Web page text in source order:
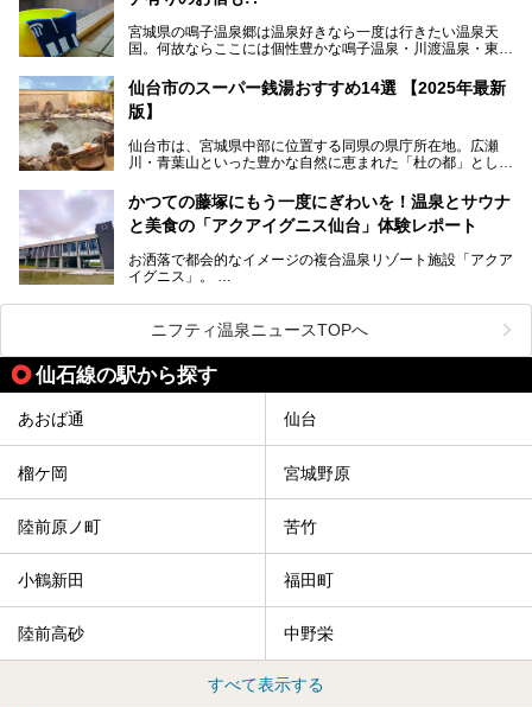
ー
提供元：サッポロビール【PR】
宮城県の鳴子温泉郷は温泉好きなら一度は行きたい温泉天
国。何故ならここには個性豊かな鳴子温泉・川渡温泉・東鳴
硫黄泉、塩化物泉、硫酸塩泉、炭酸水素塩泉などと多様な泉
質がそろっているからです。
の旅館・ホテルも立ち寄り入浴に門戸を開いてくれていま
す。
今回はそんな旅館の中から、おすすめしたい5ヶ所の温泉を
セレクトしてみました。うち3ヶ所はサウナも楽しめます。
仙台市のスーパー銭湯おすすめ14選 【2025年最新
版】
仙台市は、宮城県中部に位置する同県の県庁所在地。広瀬
川・青葉山といった豊かな自然に恵まれた「杜の都」として
人気です。新幹線を使えば都心から1時間30分とアクセスも
よく、気軽に訪れやすい地方都市の1つです。
仙台牛タンなどを堪能するグルメ旅や、スポーツ観戦の遠征
時などに利用しやすい温浴施設がたくさんありますよ。
かつての藤塚にもう一度にぎわいを！温泉とサウナ
と美食の「アクアイグニス仙台」体験レポート
お洒落で都会的なイメージの複合温泉リゾート施設「アクア
イグニス」。
関西空港や吉川美南（埼玉県）に続いて仙台市若林区に202
2年4月にオープンした「アクアイグニス仙台」は、日帰り
温泉の「藤塚の湯」、マルシェ リアン、和食「笠庵」、イ
タリアン「グリーチネ」、ベーカリー「マリアージュ ドゥ
ファリーヌ」、スイーツの「コンフィチュール アッシュ」
と「ル ショコラ ドゥ アッシュ」、そしてカフェ「猿田彦珈
琲」と話題のお店が勢ぞろい！
この「アクアイグニス仙台」の魅力を探りにお出かけしてき
ニフティ温泉ニュースTOPへ
仙石線の駅から探す
あおば通 仙台
榴ケ岡 宮城野原
陸前原ノ町 苦竹
小鶴新田 福田町
陸前高砂 中野栄
すべて表示する